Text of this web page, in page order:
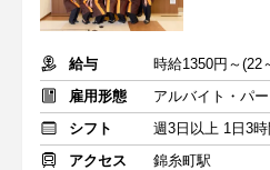
給与
雇用形態
アルバイト・パー
シフト
週3日以上 1日3
アクセス
錦糸町駅